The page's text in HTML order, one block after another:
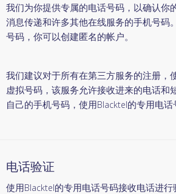
我们为你提供专属的电话号码，以确认你
消息传递和许多其他在线服务的手机号码
号码，你可以创建匿名的帐户。
我们建议对于所有在第三方服务的注册，
虚拟号码，该服务允许接收进来的电话和
自己的手机号码，使用Blacktel的专用电话
电话验证
使用Blacktel的专用电话号码接收电话进行